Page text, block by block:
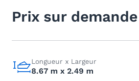
Prix sur demande
Longueur x Largeur
8.67 m x 2.49 m